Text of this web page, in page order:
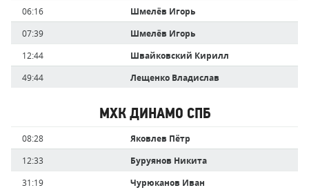
забившие
голы
Время Имя
игрока
06:16
Шмелёв Игорь
07:39
Шмелёв Игорь
12:44
Швайковский Кирилл
49:44
Лещенко Владислав
МХК ДИНАМО СПБ
Время Имя
игрока
08:28
Яковлев Пётр
12:33
Буруянов Никита
31:19
Чурюканов Иван